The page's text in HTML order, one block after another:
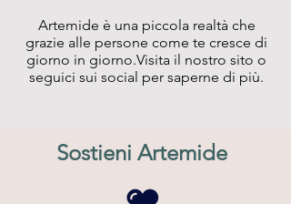
Artemide è una piccola realtà che
grazie alle persone come te cresce di
giorno in giorno.Visita il nostro sito o
seguici sui social per saperne di più.
Sostieni Artemide